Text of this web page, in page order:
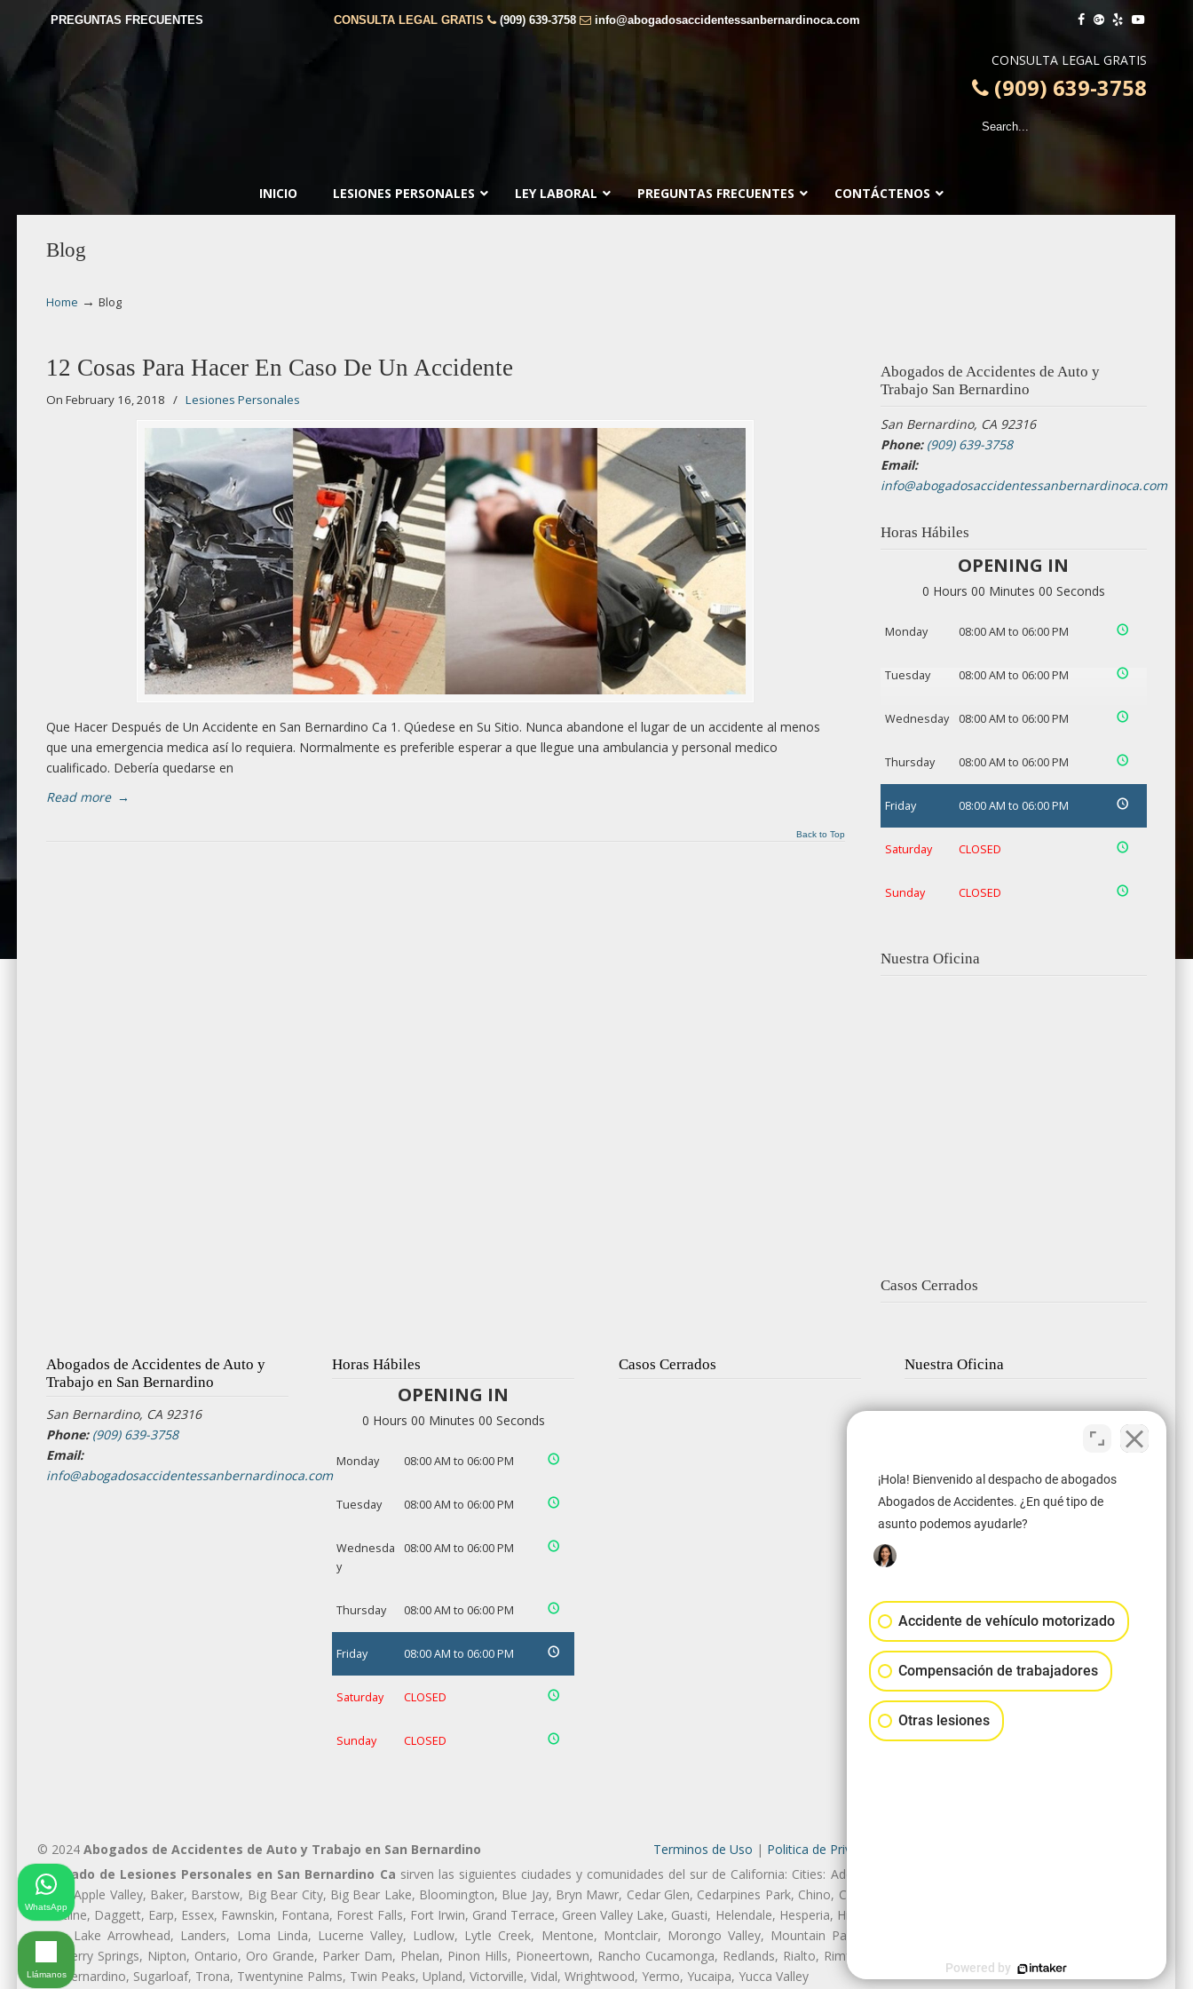
PREGUNTAS FRECUENTES CONSULTA LEGAL GRATIS (909) 639-3758 info@abogadosaccidentessanbernardinoca.com
CONSULTA LEGAL GRATIS
(909) 639-3758
INICIO LESIONES PERSONALES LEY LABORAL PREGUNTAS FRECUENTES CONTÁCTENOS
Blog
Home → Blog
12 Cosas Para Hacer En Caso De Un Accidente
On February 16, 2018 / Lesiones Personales
Que Hacer Después de Un Accidente en San Bernardino Ca 1. Qúedese en Su Sitio. Nunca abandone el lugar de un accidente al menos
que una emergencia medica así lo requiera. Normalmente es preferible esperar a que llegue una ambulancia y personal medico
cualificado. Debería quedarse en
Read more →
Back to Top
Abogados de Accidentes de Auto y
Trabajo San Bernardino
San Bernardino, CA 92316
Phone: (909) 639-3758
Email:
info@abogadosaccidentessanbernardinoca.com
Horas Hábiles
OPENING IN
0 Hours 00 Minutes 00 Seconds
Monday 08:00 AM to 06:00 PM
Tuesday 08:00 AM to 06:00 PM
Wednesday 08:00 AM to 06:00 PM
Thursday 08:00 AM to 06:00 PM
Friday 08:00 AM to 06:00 PM
Saturday CLOSED
Sunday CLOSED
Nuestra Oficina
Casos Cerrados
Abogados de Accidentes de Auto y
Trabajo en San Bernardino
San Bernardino, CA 92316
Phone: (909) 639-3758
Email:
info@abogadosaccidentessanbernardinoca.com
Horas Hábiles
OPENING IN
0 Hours 00 Minutes 00 Seconds
Monday 08:00 AM to 06:00 PM
Tuesday 08:00 AM to 06:00 PM
Wednesda
y
08:00 AM to 06:00 PM
Thursday 08:00 AM to 06:00 PM
Friday 08:00 AM to 06:00 PM
Saturday CLOSED
Sunday CLOSED
Casos Cerrados Nuestra Oficina
© 2024 Abogados de Accidentes de Auto y Trabajo en San Bernardino Terminos de Uso | Politica de Privacidad
Abogado de Lesiones Personales en San Bernardino Ca sirven las siguientes ciudades y comunidades del sur de California: Cities: Adelanto, Amboy, Angelus
Oaks, Apple Valley, Baker, Barstow, Big Bear City, Big Bear Lake, Bloomington, Blue Jay, Bryn Mawr, Cedar Glen, Cedarpines Park, Chino, Chino Hills, Cima, Colton,
Crestline, Daggett, Earp, Essex, Fawnskin, Fontana, Forest Falls, Fort Irwin, Grand Terrace, Green Valley Lake, Guasti, Helendale, Hesperia, Highland, Hinkley, Joshua,
Tree, Lake Arrowhead, Landers, Loma Linda, Lucerne Valley, Ludlow, Lytle Creek, Mentone, Montclair, Morongo Valley, Mountain Pass, Mt Baldy, Needles,
Newberry Springs, Nipton, Ontario, Oro Grande, Parker Dam, Phelan, Pinon Hills, Pioneertown, Rancho Cucamonga, Redlands, Rialto, Rimforest, Running Springs,
San Bernardino, Sugarloaf, Trona, Twentynine Palms, Twin Peaks, Upland, Victorville, Vidal, Wrightwood, Yermo, Yucaipa, Yucca Valley
¡Hola! Bienvenido al despacho de abogados
Abogados de Accidentes. ¿En qué tipo de
asunto podemos ayudarle?
Accidente de vehículo motorizado
Compensación de trabajadores
Otras lesiones
Powered by
WhatsApp
Llámanos